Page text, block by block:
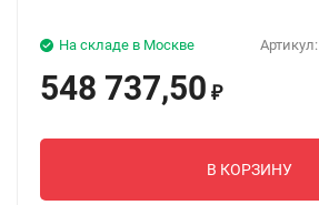
Артикул:
На складе в Москве
548 737,50 ₽
В КОРЗИНУ